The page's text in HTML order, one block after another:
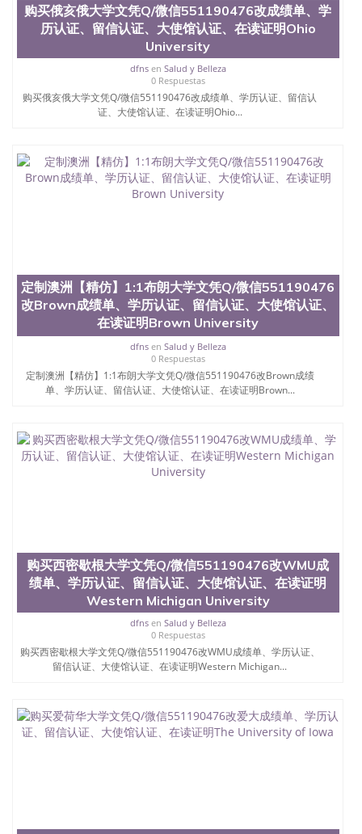
Jose State University）圣何塞州立大学学历证书
（San Jose State University）澳洲读书未毕业找人做
文凭学位qq微信551190476澳洲读CQU中央昆士兰大
学学历 绩单购买学位证书/澳洲读本科硕士做文凭/购
买澳洲大学毕业证成绩单假文凭学历
offieUniversityofSouthernQueensland 澳洲读书未毕
业找人做文凭学位qq微信551190476澳洲读CQU中央
昆士兰大学学历成绩单购买学位证书/澳洲读本科硕
551190476在线办理国外文凭修改成绩单Sharda
University【学历认证，留信认证，WSE认证】具（可
查）代办录取通知书、Offer、在读证明、雅思托福成
购买俄亥俄大学文凭Q/微信551190476改成绩单、学
历认证、留信认证、大使馆认证、在读证明Ohio
University
dfnsen Salud y Belleza
0 Respuestas
购买俄亥俄大学文凭Q/微信551190476改成绩单、学历认证、留信认
证、大使馆认证、在读证明Ohio...
定制澳洲【精仿】1:1布朗大学文凭Q/微信551190476
改Brown成绩单、学历认证、留信认证、大使馆认证、
在读证明Brown University
dfnsen Salud y Belleza
0 Respuestas
定制澳洲【精仿】1:1布朗大学文凭Q/微信551190476改Brown成绩
单、学历认证、留信认证、大使馆认证、在读证明Brown...
购买西密歇根大学文凭Q/微信551190476改WMU成
绩单、学历认证、留信认证、大使馆认证、在读证明
Western Michigan University
dfnsen Salud y Belleza
0 Respuestas
购买西密歇根大学文凭Q/微信551190476改WMU成绩单、学历认证、
留信认证、大使馆认证、在读证明Western Michigan...